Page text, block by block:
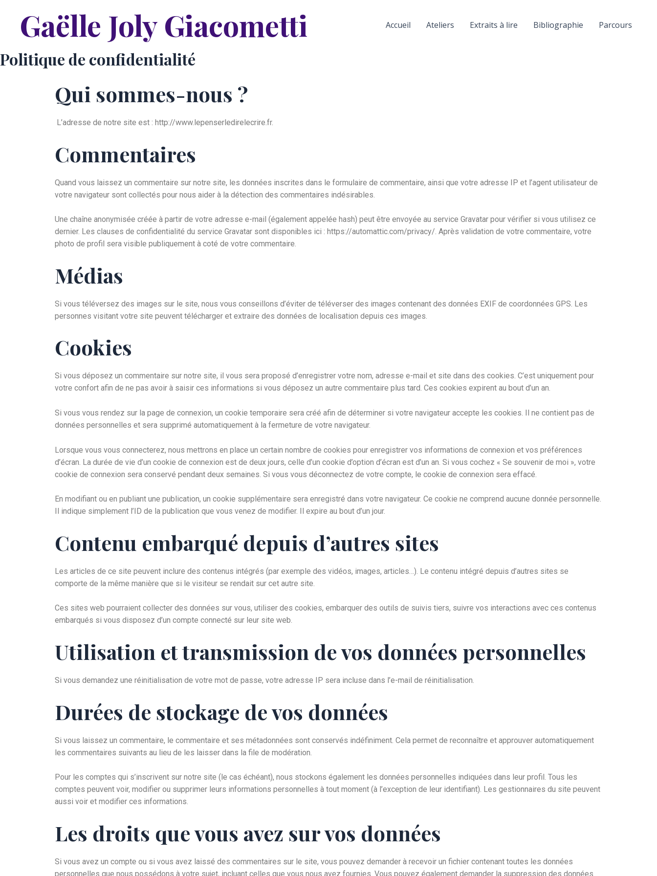
contenuGaëlle Joly Giacometti Accueil Ateliers Extraits à lire Bibliographie Parcours
Politique de confidentialité
Qui sommes-nous ?
L’adresse de notre site est : http://www.lepenserledirelecrire.fr.
Commentaires
Quand vous laissez un commentaire sur notre site, les données inscrites dans le formulaire de commentaire, ainsi que votre adresse IP et l’agent utilisateur de
votre navigateur sont collectés pour nous aider à la détection des commentaires indésirables.
Une chaîne anonymisée créée à partir de votre adresse e-mail (également appelée hash) peut être envoyée au service Gravatar pour vérifier si vous utilisez ce
dernier. Les clauses de confidentialité du service Gravatar sont disponibles ici : https://automattic.com/privacy/. Après validation de votre commentaire, votre
photo de profil sera visible publiquement à coté de votre commentaire.
Médias
Si vous téléversez des images sur le site, nous vous conseillons d’éviter de téléverser des images contenant des données EXIF de coordonnées GPS. Les
personnes visitant votre site peuvent télécharger et extraire des données de localisation depuis ces images.
Cookies
Si vous déposez un commentaire sur notre site, il vous sera proposé d’enregistrer votre nom, adresse e-mail et site dans des cookies. C’est uniquement pour
votre confort afin de ne pas avoir à saisir ces informations si vous déposez un autre commentaire plus tard. Ces cookies expirent au bout d’un an.
Si vous vous rendez sur la page de connexion, un cookie temporaire sera créé afin de déterminer si votre navigateur accepte les cookies. Il ne contient pas de
données personnelles et sera supprimé automatiquement à la fermeture de votre navigateur.
Lorsque vous vous connecterez, nous mettrons en place un certain nombre de cookies pour enregistrer vos informations de connexion et vos préférences
d’écran. La durée de vie d’un cookie de connexion est de deux jours, celle d’un cookie d’option d’écran est d’un an. Si vous cochez « Se souvenir de moi », votre
cookie de connexion sera conservé pendant deux semaines. Si vous vous déconnectez de votre compte, le cookie de connexion sera effacé.
En modifiant ou en publiant une publication, un cookie supplémentaire sera enregistré dans votre navigateur. Ce cookie ne comprend aucune donnée personnelle.
Il indique simplement l’ID de la publication que vous venez de modifier. Il expire au bout d’un jour.
Contenu embarqué depuis d’autres sites
Les articles de ce site peuvent inclure des contenus intégrés (par exemple des vidéos, images, articles…). Le contenu intégré depuis d’autres sites se
comporte de la même manière que si le visiteur se rendait sur cet autre site.
Ces sites web pourraient collecter des données sur vous, utiliser des cookies, embarquer des outils de suivis tiers, suivre vos interactions avec ces contenus
embarqués si vous disposez d’un compte connecté sur leur site web.
Utilisation et transmission de vos données personnelles
Si vous demandez une réinitialisation de votre mot de passe, votre adresse IP sera incluse dans l’e-mail de réinitialisation.
Durées de stockage de vos données
Si vous laissez un commentaire, le commentaire et ses métadonnées sont conservés indéfiniment. Cela permet de reconnaître et approuver automatiquement
les commentaires suivants au lieu de les laisser dans la file de modération.
Pour les comptes qui s’inscrivent sur notre site (le cas échéant), nous stockons également les données personnelles indiquées dans leur profil. Tous les
comptes peuvent voir, modifier ou supprimer leurs informations personnelles à tout moment (à l’exception de leur identifiant). Les gestionnaires du site peuvent
aussi voir et modifier ces informations.
Les droits que vous avez sur vos données
Si vous avez un compte ou si vous avez laissé des commentaires sur le site, vous pouvez demander à recevoir un fichier contenant toutes les données
personnelles que nous possédons à votre sujet, incluant celles que vous nous avez fournies. Vous pouvez également demander la suppression des données